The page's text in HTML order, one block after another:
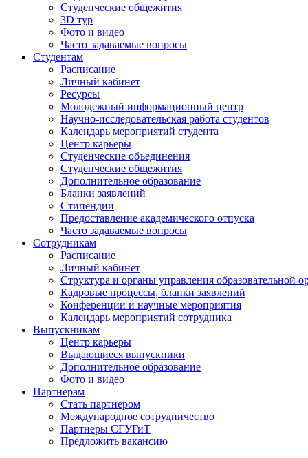
Студенческие общежития
3D тур
Фото и видео
Часто задаваемые вопросы
Студентам
Расписание
Личный кабинет
Ресурсы
Молодежный информационный центр
Научно-исследовательская работа студентов
Календарь мероприятий студента
Центр карьеры
Студенческие объединения
Студенческие общежития
Дополнительное образование
Бланки заявлений
Стипендии
Предоставление академического отпуска
Часто задаваемые вопросы
Сотрудникам
Расписание
Личный кабинет
Структура и органы управления образовательной
Кадровые процессы, бланки заявлений
Конференции и научные мероприятия
Календарь мероприятий сотрудника
Выпускникам
Центр карьеры
Выдающиеся выпускники
Дополнительное образование
Фото и видео
Партнерам
Стать партнером
Международное сотрудничество
Партнеры СГУГиТ
Предложить вакансию